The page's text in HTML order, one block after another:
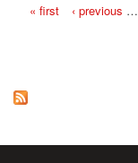
Pages
« first ‹ previous …